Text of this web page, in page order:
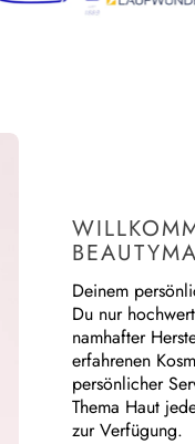
Deinem
Du nur
namhafter
erfahrenen
persönlicher
Thema Haut
zur Verfügung.